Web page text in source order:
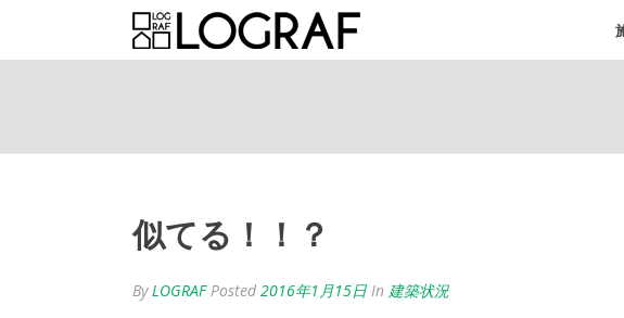
似てる！！？
ByLOGRAF Posted 2016年1月15日 In 建築状況